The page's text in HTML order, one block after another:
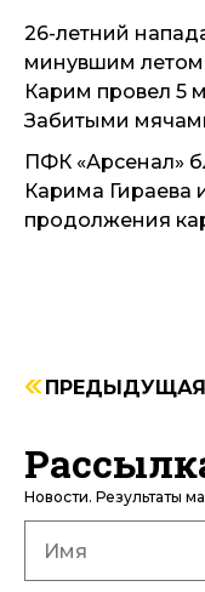
26-летний
минувшим
Карим провел 5
Забитыми
ПФК «Арсенал»
Карима Гираева
продолжения
ПРЕДЫДУЩАЯ
Новости. Результаты